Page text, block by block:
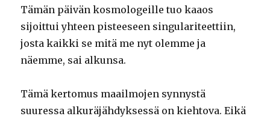
Tämän päivän kosmologeille tuo kaaos
sijoittui yhteen pisteeseen singulariteettiin,
josta kaikki se mitä me nyt olemme ja
näemme, sai alkunsa.
Tämä kertomus maailmojen synnystä
suuressa alkuräjähdyksessä on kiehtova. Eikä